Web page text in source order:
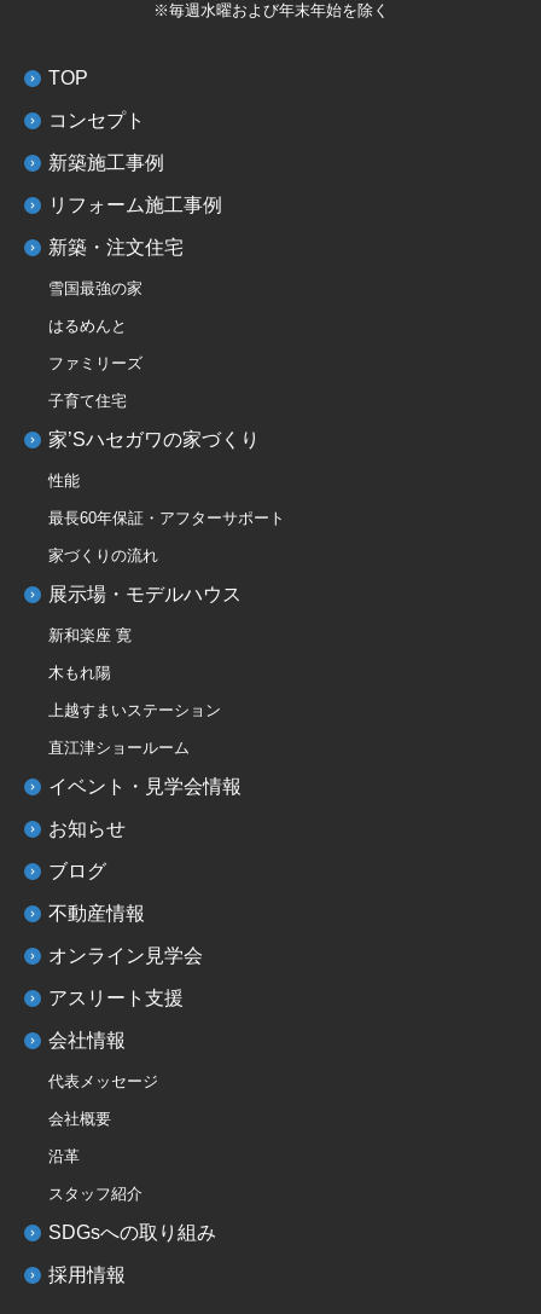
※毎週水曜および年末年始を除く
TOP
コンセプト
新築施工事例
リフォーム施工事例
新築・注文住宅
雪国最強の家
はるめんと
ファミリーズ
子育て住宅
家’Sハセガワの家づくり
性能
最長60年保証・アフターサポート
家づくりの流れ
展示場・モデルハウス
新和楽座 寛
木もれ陽
上越すまいステーション
直江津ショールーム
イベント・見学会情報
お知らせ
ブログ
不動産情報
オンライン見学会
アスリート支援
会社情報
代表メッセージ
会社概要
沿革
スタッフ紹介
SDGsへの取り組み
採用情報